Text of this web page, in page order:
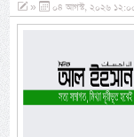
» ০৪ আগস্ট, ২০২৬